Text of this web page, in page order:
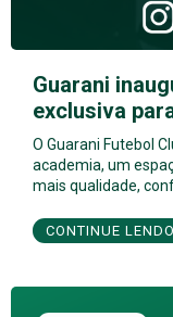
Guarani
exclusiva
O Guarani Futebol
academia, um
mais qualidade,
CONTINUE